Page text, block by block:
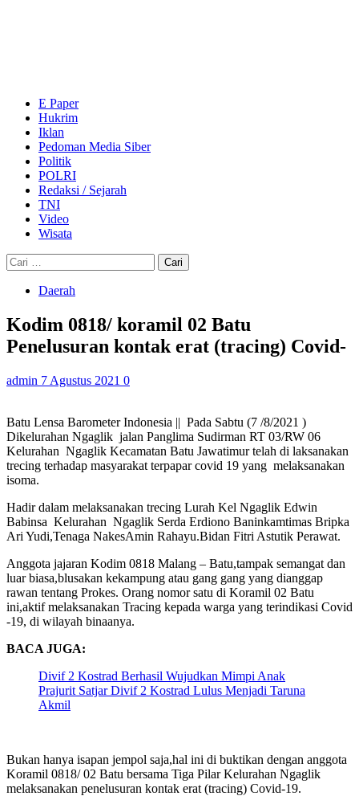
E Paper
Hukrim
Iklan
Pedoman Media Siber
Politik
POLRI
Redaksi / Sejarah
TNI
Video
Wisata
Cari
untuk:
Daerah
Kodim 0818/ koramil 02 Batu
Penelusuran kontak erat (tracing) Covid-
admin 7 Agustus 2021 0
Batu Lensa Barometer Indonesia || Pada Sabtu (7 /8/2021 )
Dikelurahan Ngaglik jalan Panglima Sudirman RT 03/RW 06
Kelurahan Ngaglik Kecamatan Batu Jawatimur telah di laksanakan
trecing terhadap masyarakat terpapar covid 19 yang melaksanakan
isoma.
Hadir dalam melaksanakan trecing Lurah Kel Ngaglik Edwin
Babinsa Kelurahan Ngaglik Serda Erdiono Baninkamtimas Bripka
Ari Yudi,Tenaga NakesAmin Rahayu.Bidan Fitri Astutik Perawat.
Anggota jajaran Kodim 0818 Malang – Batu,tampak semangat dan
luar biasa,blusakan kekampung atau gang gang yang dianggap
rawan tentang Prokes. Orang nomor satu di Koramil 02 Batu
ini,aktif melaksanakan Tracing kepada warga yang terindikasi Covid
-19, di wilayah binaanya.
BACA JUGA:
Divif 2 Kostrad Berhasil Wujudkan Mimpi Anak
Prajurit Satjar Divif 2 Kostrad Lulus Menjadi Taruna
Akmil
Bukan hanya isapan jempol saja,hal ini di buktikan dengan anggota
Koramil 0818/ 02 Batu bersama Tiga Pilar Kelurahan Ngaglik
melaksanakan penelusuran kontak erat (tracing) Covid-19.